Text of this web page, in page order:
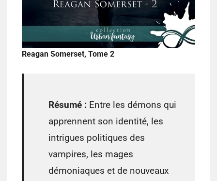
Reagan Somerset, Tome 2
Résumé : Entre les démons qui
apprennent son identité, les
intrigues politiques des
vampires, les mages
démoniaques et de nouveaux